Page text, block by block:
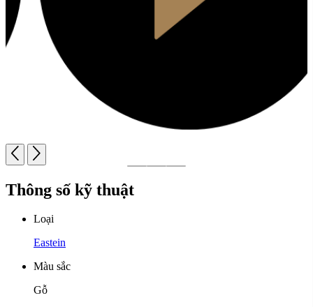
Thông số kỹ thuật
Loại
Eastein
Màu sắc
Gỗ